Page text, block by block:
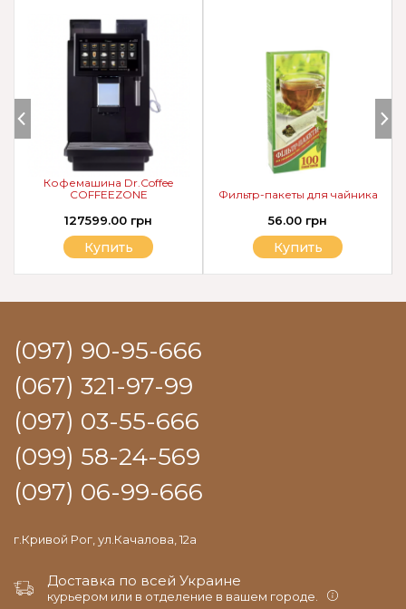
Фильтр-пакеты для чайника
56.00 грн
Купить
Кофемашина Dr.Coffee
COFFEEZONE
127599.00 грн
Купить
(097) 90-95-666
(067) 321-97-99
(097) 03-55-666
(099) 58-24-569
(097) 06-99-666
г.Кривой Рог, ул.Качалова, 12а
Доставка по всей Украине
курьером или в отделение в вашем городе.